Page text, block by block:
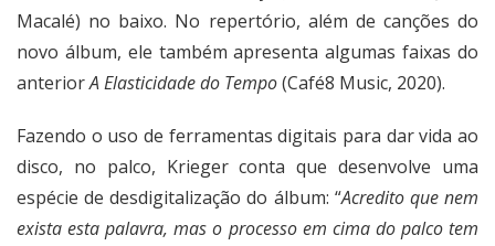
Macalé) no baixo. No repertório, além de canções do
novo álbum, ele também apresenta algumas faixas do
anteriorA Elasticidade do Tempo(Café8 Music, 2020).
Fazendo o uso de ferramentas digitais para dar vida ao
disco, no palco, Krieger conta que desenvolve uma
espécie de desdigitalização do álbum: “Acredito que nem
exista esta palavra, mas o processo em cima do palco tem